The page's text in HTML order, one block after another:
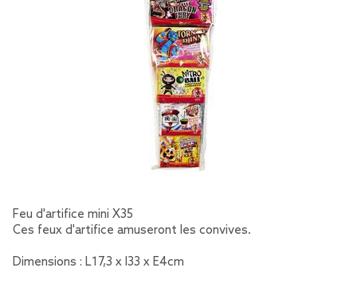
Feu d'artifice mini X35
Ces feux d'artifice amuseront les convives.
Dimensions : L17,3 x l33 x E4cm